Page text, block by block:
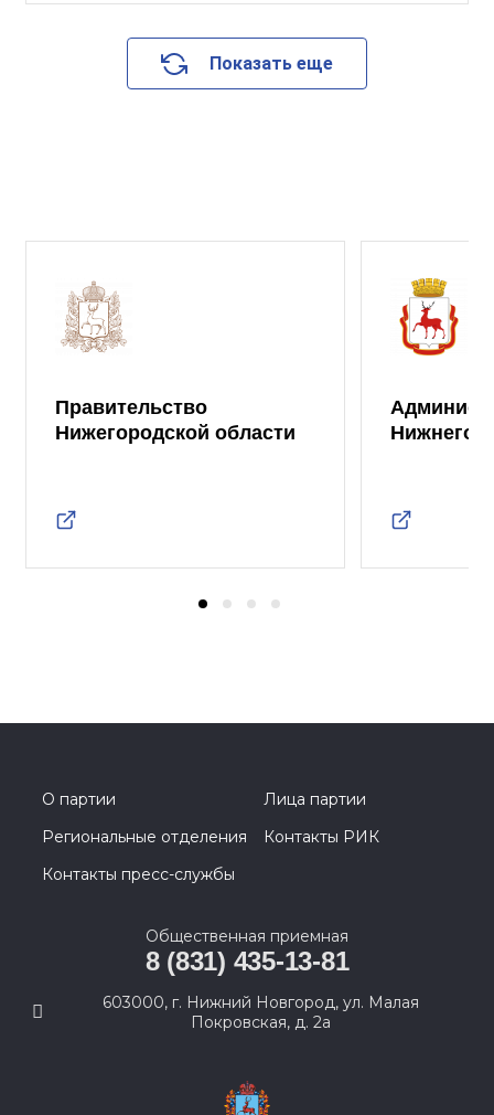
Показать еще
Правительство
Нижегородской области
Нижнего
О партии
Лица партии
Региональные отделения
Контакты РИК
Контакты пресс-службы
Общественная приемная
8 (831) 435-13-81
603000, г. Нижний Новгород, ул. Малая
Покровская, д. 2а